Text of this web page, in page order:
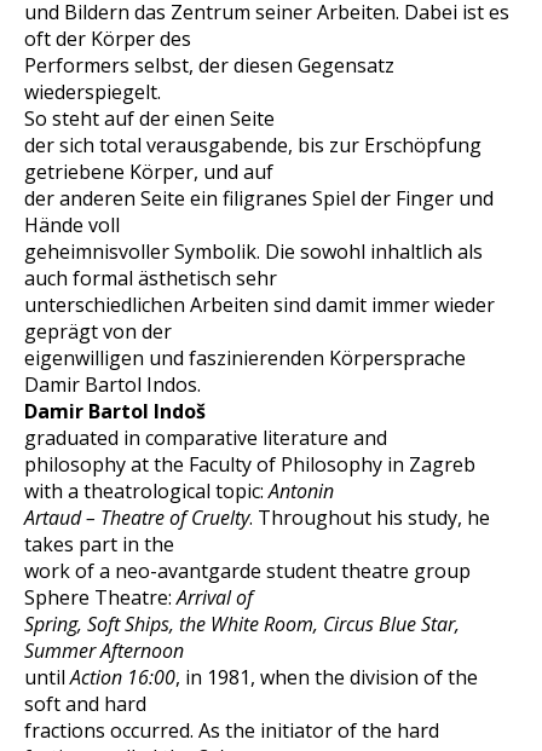
und Bildern das Zentrum seiner Arbeiten. Dabei ist es
oft der Körper des
Performers selbst, der diesen Gegensatz
wiederspiegelt.
So steht auf der einen Seite
der sich total verausgabende, bis zur Erschöpfung
getriebene Körper, und auf
der anderen Seite ein filigranes Spiel der Finger und
Hände voll
geheimnisvoller Symbolik. Die sowohl inhaltlich als
auch formal ästhetisch sehr
unterschiedlichen Arbeiten sind damit immer wieder
geprägt von der
eigenwilligen und faszinierenden Körpersprache
Damir Bartol Indos.
Damir Bartol Indoš
graduated in comparative literature and
philosophy at the Faculty of Philosophy in Zagreb
with a theatrological topic:Antonin
Artaud – Theatre of Cruelty. Throughout his study, he
takes part in the
work of a neo-avantgarde student theatre group
Sphere Theatre:Arrival of
Spring, Soft Ships, the White Room, Circus Blue Star,
Summer Afternoon
untilAction 16:00, in 1981, when the division of the
soft and hard
fractions occurred. As the initiator of the hard